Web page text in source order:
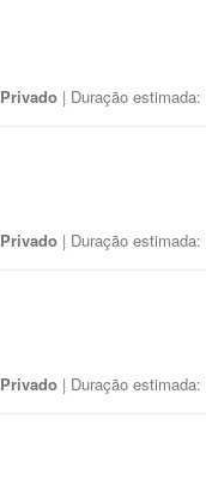
Privado | Duração estimada:
Privado | Duração estimada:
Privado | Duração estimada: